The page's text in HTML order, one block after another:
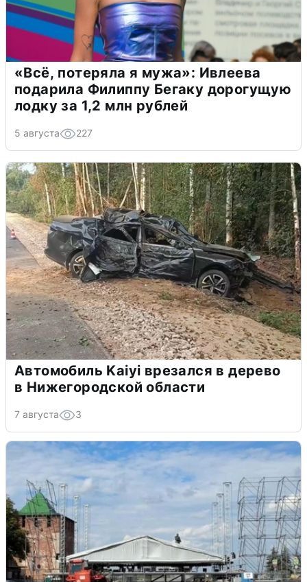
«Всё, потеряла я мужа»: Ивлеева
подарила Филиппу Бегаку дорогущую
лодку за 1,2 млн рублей
5 августа 227
Автомобиль Kaiyi врезался в дерево
в Нижегородской области
7 августа 3